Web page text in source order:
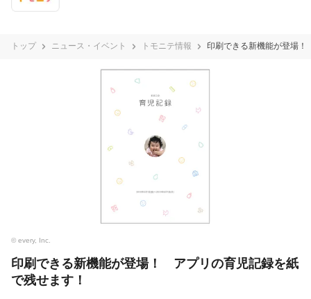
トップ ニュース・イベント トモニテ情報 印刷できる新機能が登場
© every, Inc.
印刷できる新機能が登場！ アプリの育児記録を紙
で残せます！